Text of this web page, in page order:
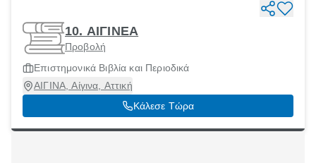
10. ΑΙΓΙΝΕΑ
Προβολή
Επιστημονικά Βιβλία και Περιοδικά
ΑΙΓΙΝΑ, Αίγινα, Αττική
Κάλεσε Τώρα